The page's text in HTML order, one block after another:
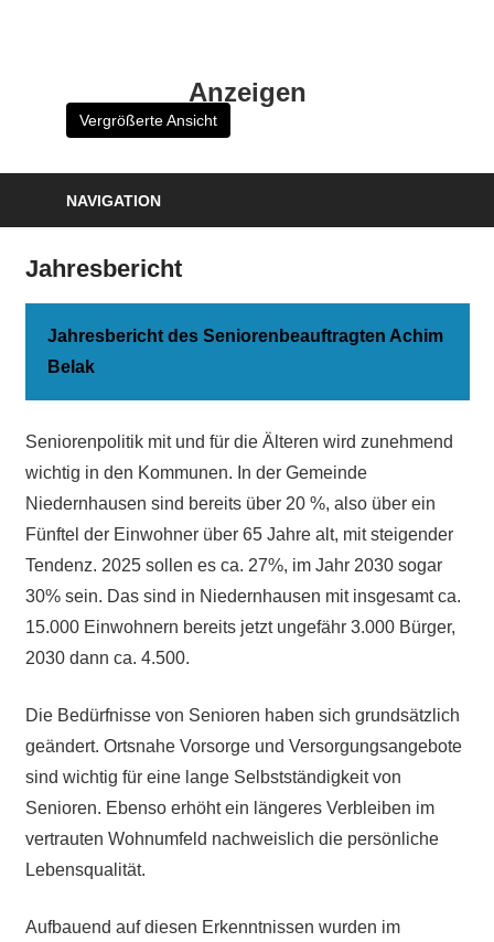
Anzeigen
Vergrößerte Ansicht
NAVIGATION
Jahresbericht
Jahresbericht des Seniorenbeauftragten Achim
Belak
Seniorenpolitik mit und für die Älteren wird zunehmend
wichtig in den Kommunen. In der Gemeinde
Niedernhausen sind bereits über 20 %, also über ein
Fünftel der Einwohner über 65 Jahre alt, mit steigender
Tendenz. 2025 sollen es ca. 27%, im Jahr 2030 sogar
30% sein. Das sind in Niedernhausen mit insgesamt ca.
15.000 Einwohnern bereits jetzt ungefähr 3.000 Bürger,
2030 dann ca. 4.500.
Die Bedürfnisse von Senioren haben sich grundsätzlich
geändert. Ortsnahe Vorsorge und Versorgungsangebote
sind wichtig für eine lange Selbstständigkeit von
Senioren. Ebenso erhöht ein längeres Verbleiben im
vertrauten Wohnumfeld nachweislich die persönliche
Lebensqualität.
Aufbauend auf diesen Erkenntnissen wurden im